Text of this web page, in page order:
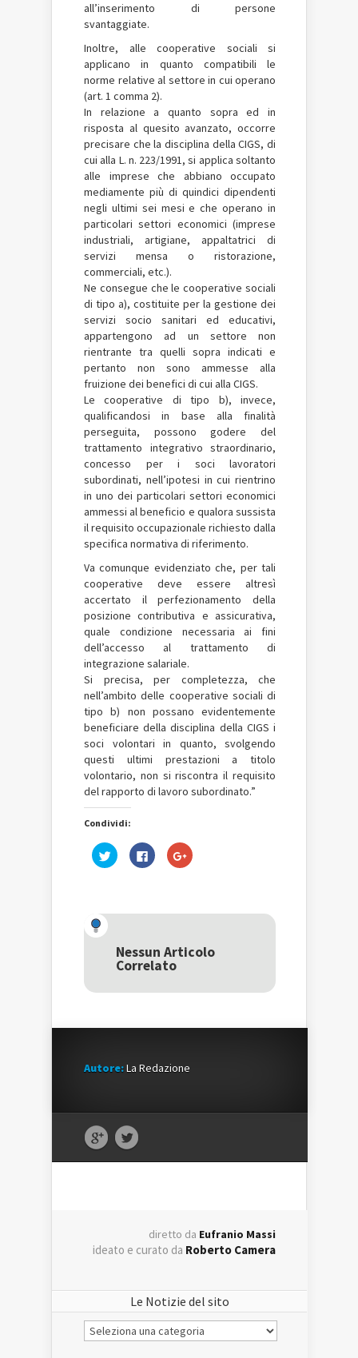
all’inserimento di persone
svantaggiate.
Inoltre, alle cooperative sociali si
applicano in quanto compatibili le
norme relative al settore in cui operano
(art. 1 comma 2).
In relazione a quanto sopra ed in
risposta al quesito avanzato, occorre
precisare che la disciplina della CIGS, di
cui alla L. n. 223/1991, si applica soltanto
alle imprese che abbiano occupato
mediamente più di quindici dipendenti
negli ultimi sei mesi e che operano in
particolari settori economici (imprese
industriali, artigiane, appaltatrici di
servizi mensa o ristorazione,
commerciali, etc.).
Ne consegue che le cooperative sociali
di tipo a), costituite per la gestione dei
servizi socio sanitari ed educativi,
appartengono ad un settore non
rientrante tra quelli sopra indicati e
pertanto non sono ammesse alla
fruizione dei benefici di cui alla CIGS.
Le cooperative di tipo b), invece,
qualificandosi in base alla finalità
perseguita, possono godere del
trattamento integrativo straordinario,
concesso per i soci lavoratori
subordinati, nell’ipotesi in cui rientrino
in uno dei particolari settori economici
ammessi al beneficio e qualora sussista
il requisito occupazionale richiesto dalla
specifica normativa di riferimento.
Va comunque evidenziato che, per tali
cooperative deve essere altresì
accertato il perfezionamento della
posizione contributiva e assicurativa,
quale condizione necessaria ai fini
dell’accesso al trattamento di
integrazione salariale.
Si precisa, per completezza, che
nell’ambito delle cooperative sociali di
tipo b) non possano evidentemente
beneficiare della disciplina della CIGS i
soci volontari in quanto, svolgendo
questi ultimi prestazioni a titolo
volontario, non si riscontra il requisito
del rapporto di lavoro subordinato.”
Condividi:
Fai
clic
una
nuova
finestra)
Fai
clic
nuova
finestra)
Fai
clic
una
nuova
Nessun Articolo
Correlato
Autore:La Redazione
diretto da Eufranio Massi
ideato e curato da Roberto Camera
Le Notizie del sito
Le
Notizie